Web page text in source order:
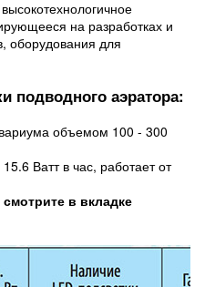
на разработках и
оборудования для
подводного аэратора:
объемом 100 - 300
Ватт в час, работает от
в вкладке